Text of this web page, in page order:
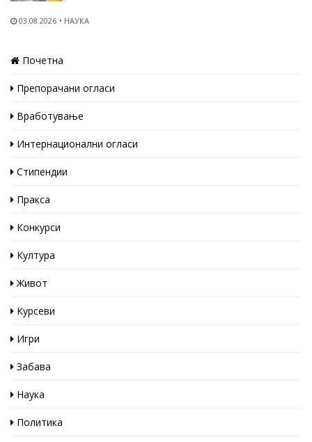
03.08.2026 НАУКА
Почетна
Препорачани огласи
Вработување
Интернационални огласи
Стипендии
Пракса
Конкурси
Култура
Живот
Курсеви
Игри
Забава
Наука
Политика